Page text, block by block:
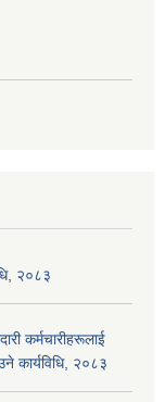
२०८३
कर्मचारीहरूलाई
कार्यविधि, २०८३